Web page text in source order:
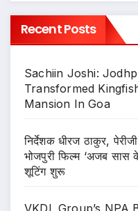
Recent Posts
Sachiin Joshi:
Transformed
Mansion In Goa
निर्देशक धीरज ठाकुर,
भोजपुरी फिल्म ‘अजब सास
शूटिंग शुरू
VKDL Group’s NPA